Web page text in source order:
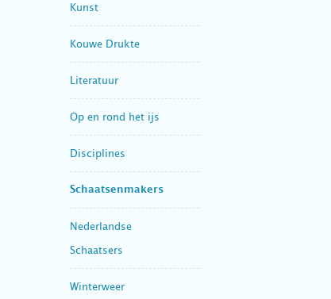
Kunst
Kouwe Drukte
Literatuur
Op en rond het ijs
Disciplines
Schaatsenmakers
Nederlandse
Schaatsers
Winterweer